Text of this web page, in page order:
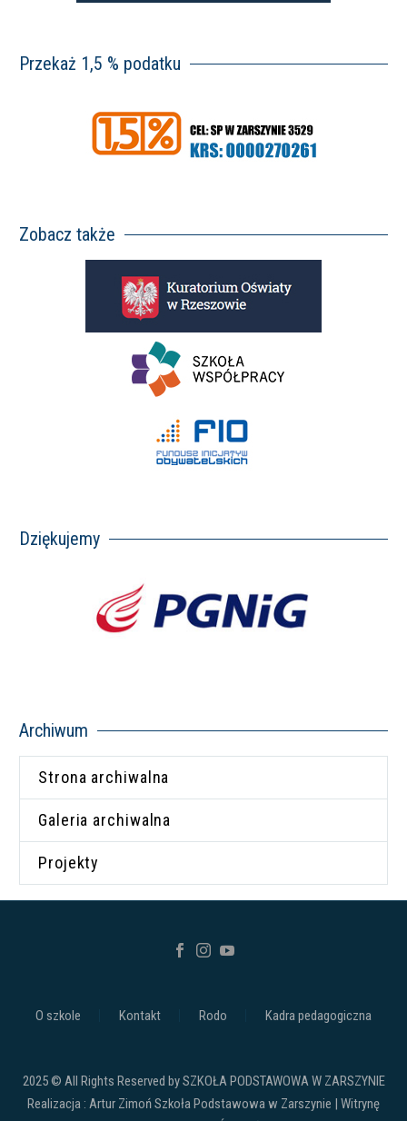
Przekaż 1,5 % podatku
Zobacz także
Dziękujemy
Archiwum
Strona archiwalna
Galeria archiwalna
Projekty
O szkole Kontakt Rodo Kadra pedagogiczna
2025 © All Rights Reserved by SZKOŁA PODSTAWOWA W ZARSZYNIE
Realizacja : Artur Zimoń Szkoła Podstawowa w Zarszynie | Witrynę